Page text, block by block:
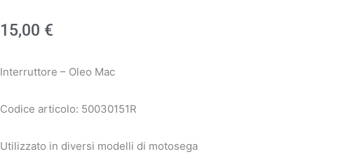
15,00 €
Interruttore – Oleo Mac
Codice articolo: 50030151R
Utilizzato in diversi modelli di motosega